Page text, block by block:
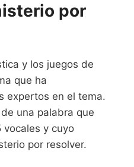
por
y los juegos de
que ha
expertos en el tema.
una palabra que
vocales y cuyo
por resolver.